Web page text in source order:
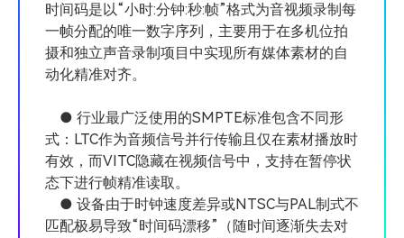
时间码是以“小时:分钟:秒:帧”格式为音视频录制每
一帧分配的唯一数字序列，主要用于在多机位拍
摄和独立声音录制项目中实现所有媒体素材的自
动化精准对齐。
● 行业最广泛使用的SMPTE标准包含不同形
式：LTC作为音频信号并行传输且仅在素材播放时
有效，而VITC隐藏在视频信号中，支持在暂停状
态下进行帧精准读取。
● 设备由于时钟速度差异或NTSC与PAL制式不
匹配极易导致“时间码漂移”（随时间逐渐失去对